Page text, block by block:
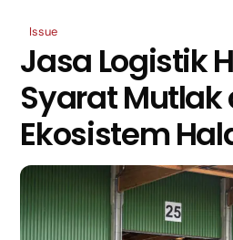
Jasa Logistik
Syarat
Ekosistem
Issue